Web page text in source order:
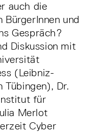
auch die
BürgerInnen und
Gespräch?
Diskussion mit
(Leibniz-
Tübingen), Dr.
für
Merlot
Cyber